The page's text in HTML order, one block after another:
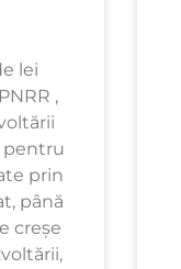
lei
,
pentru
prin
până
creșe